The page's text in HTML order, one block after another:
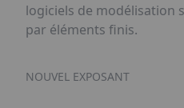
logiciels de modélisation
par éléments finis.
NOUVEL EXPOSANT